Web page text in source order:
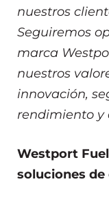
nuestros
Seguiremos
marca
nuestros
innovación,
rendimiento y
Westport
soluciones